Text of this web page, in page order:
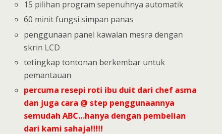
15 pilihan program sepenuhnya automatik
60 minit fungsi simpan panas
penggunaan panel kawalan mesra dengan
skrin LCD
tetingkap tontonan berkembar untuk
pemantauan
percuma resepi roti ibu duit dari chef asma
dan juga cara @ step penggunaannya
semudah ABC…hanya dengan pembelian
dari kami sahaja!!!!!